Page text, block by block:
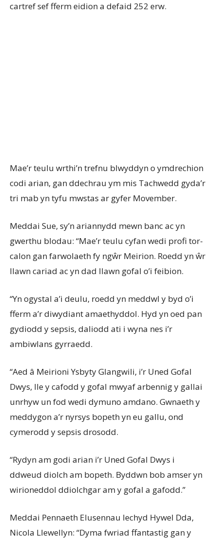
cartref sef fferm eidion a defaid 252 erw.
Mae’r teulu wrthi’n trefnu blwyddyn o ymdrechion
codi arian, gan ddechrau ym mis Tachwedd gyda’r
tri mab yn tyfu mwstas ar gyfer Movember.
Meddai Sue, sy’n ariannydd mewn banc ac yn
gwerthu blodau: “Mae’r teulu cyfan wedi profi tor-
calon gan farwolaeth fy ngŵr Meirion. Roedd yn ŵr
llawn cariad ac yn dad llawn gofal o’i feibion.
“Yn ogystal a’i deulu, roedd yn meddwl y byd o’i
fferm a’r diwydiant amaethyddol. Hyd yn oed pan
gydiodd y sepsis, daliodd ati i wyna nes i’r
ambiwlans gyrraedd.
“Aed â Meirioni Ysbyty Glangwili, i’r Uned Gofal
Dwys, lle y cafodd y gofal mwyaf arbennig y gallai
unrhyw un fod wedi dymuno amdano. Gwnaeth y
meddygon a’r nyrsys bopeth yn eu gallu, ond
cymerodd y sepsis drosodd.
“Rydyn am godi arian i’r Uned Gofal Dwys i
ddweud diolch am bopeth. Byddwn bob amser yn
wirioneddol ddiolchgar am y gofal a gafodd.”
Meddai Pennaeth Elusennau Iechyd Hywel Dda,
Nicola Llewellyn: “Dyma fwriad ffantastig gan y